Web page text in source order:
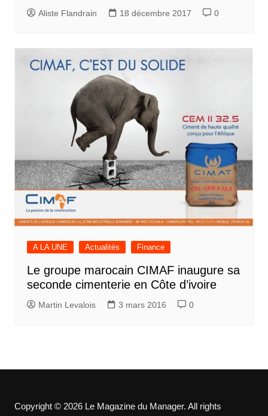
Aliste Flandrain 18 décembre 2017 0
A LA UNE Actualités Finance
Le groupe marocain CIMAF inaugure sa
seconde cimenterie en Côte d’ivoire
Martin Levalois 3 mars 2016 0
Copyright © 2026 Le Magazine du Manager. All rights